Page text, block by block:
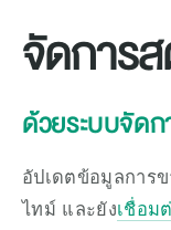
จัดการ
ด้วยระบบจัด
อัปเดตข้อมูลการ
ไทม์ และยัง